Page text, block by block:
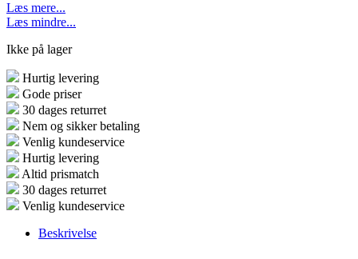
Læs mere...
Læs mindre...
Ikke på lager
Hurtig levering
Gode priser
30 dages returret
Nem og sikker betaling
Venlig kundeservice
Hurtig levering
Altid prismatch
30 dages returret
Venlig kundeservice
Beskrivelse